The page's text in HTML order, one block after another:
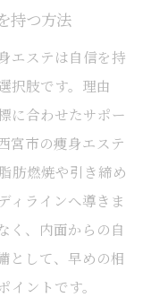
持つ方法
エステは自信を持
択肢です。理由
に合わせたサポー
宮市の痩身エステ
肪燃焼や引き締め
ィラインへ導きま
く、内面からの自
として、早めの相
ントです。